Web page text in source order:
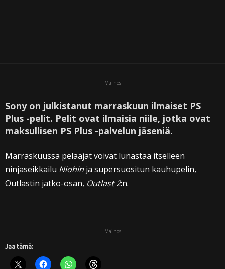
Mainos
Sony on julkistanut marraskuun ilmaiset PS
Plus -pelit. Pelit ovat ilmaisia niile, jotka ovat
maksullisen PS Plus -palvelun jäseniä.
Marraskuussa pelaajat voivat lunastaa itselleen
ninjaseikkailu Niohin ja supersuositun kauhupelin,
Outlastin jatko-osan, Outlast 2:n.
Mainos
Jaa tämä: